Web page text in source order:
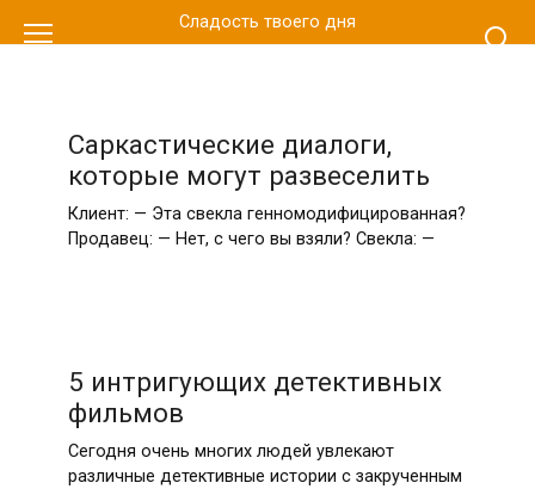
к
Сладость твоего дня
Саркастические диалоги,
которые могут развеселить
Клиент: — Эта свекла генномодифицированная?
Продавец: — Нет, с чего вы взяли? Свекла: —
5 интригующих детективных
фильмов
Сегодня очень многих людей увлекают
различные детективные истории с закрученным